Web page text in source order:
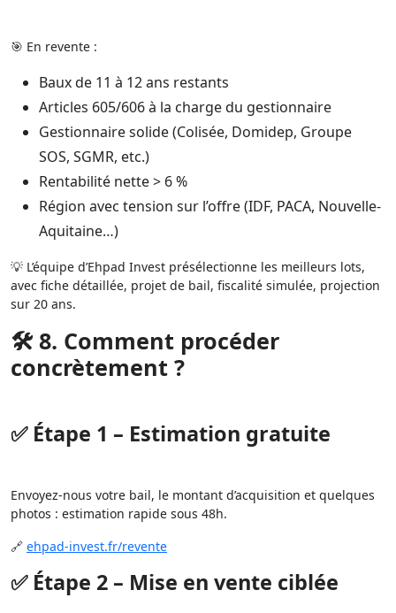
🎯 En revente :
Baux de 11 à 12 ans restants
Articles 605/606 à la charge du gestionnaire
Gestionnaire solide (Colisée, Domidep, Groupe
SOS, SGMR, etc.)
Rentabilité nette > 6 %
Région avec tension sur l’offre (IDF, PACA, Nouvelle-
Aquitaine…)
💡 L’équipe d’Ehpad Invest présélectionne les meilleurs lots,
avec fiche détaillée, projet de bail, fiscalité simulée, projection
sur 20 ans.
🛠️ 8. Comment procéder
concrètement ?
✅ Étape 1 – Estimation gratuite
Envoyez-nous votre bail, le montant d’acquisition et quelques
photos : estimation rapide sous 48h.
🔗 ehpad-invest.fr/revente
✅ Étape 2 – Mise en vente ciblée